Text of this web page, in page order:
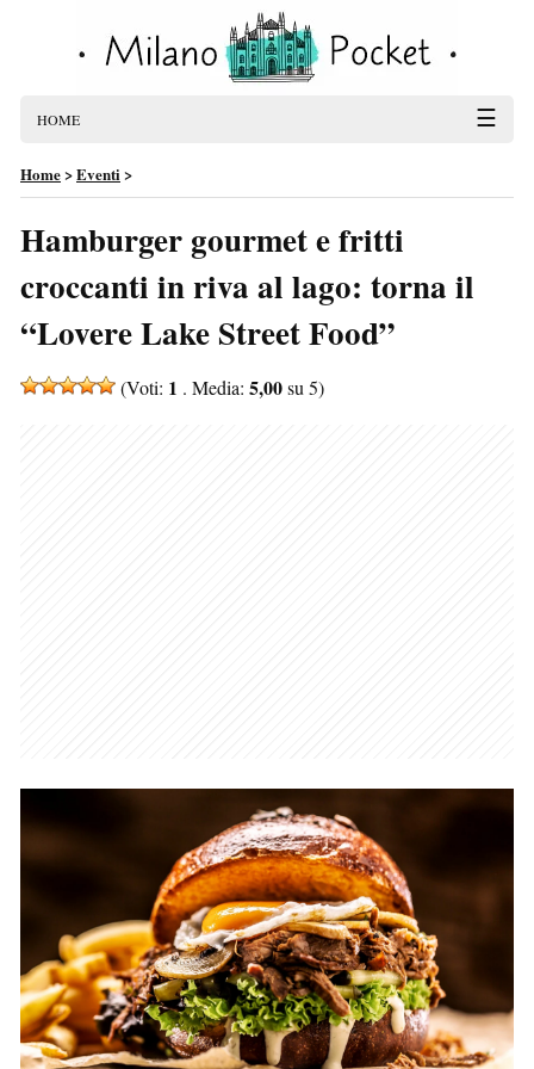
HOME ☰
Home>Eventi>
Hamburger gourmet e fritti
croccanti in riva al lago: torna il
“Lovere Lake Street Food”
(Voti: 1 . Media: 5,00su 5)